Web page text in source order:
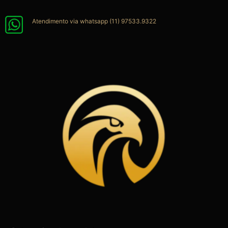
para
Atendimento via whatsapp (11) 97533.9322